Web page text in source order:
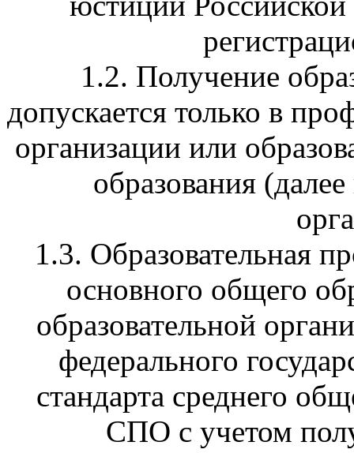
1.2. Получение
допускается только в
организации или
образования
1.3. Образовательная
основного общего
образовательной
федерального
стандарта среднего
СПО с учетом